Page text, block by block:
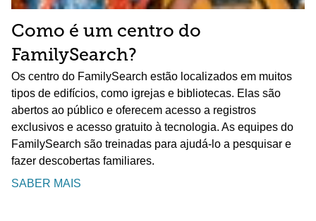
Como é um centro do
FamilySearch?
Os centro do FamilySearch estão localizados em muitos
tipos de edifícios, como igrejas e bibliotecas. Elas são
abertos ao público e oferecem acesso a registros
exclusivos e acesso gratuito à tecnologia. As equipes do
FamilySearch são treinadas para ajudá-lo a pesquisar e
fazer descobertas familiares.
SABER MAIS